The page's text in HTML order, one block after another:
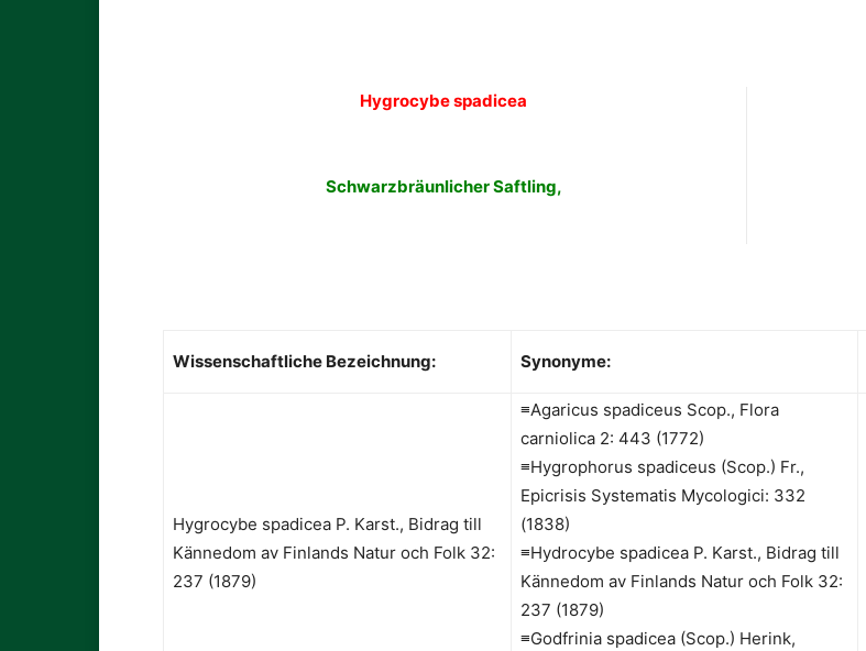
Hygrocybe spadicea
Schwarzbräunlicher Saftling,
Wissenschaftliche Bezeichnung: Synonyme:
Hygrocybe spadicea P. Karst., Bidrag till
Kännedom av Finlands Natur och Folk 32:
237 (1879)
≡Agaricus spadiceus Scop., Flora
carniolica 2: 443 (1772)
≡Hygrophorus spadiceus (Scop.) Fr.,
Epicrisis Systematis Mycologici: 332
(1838)
≡Hydrocybe spadicea P. Karst., Bidrag till
Kännedom av Finlands Natur och Folk 32:
237 (1879)
≡Godfrinia spadicea (Scop.) Herink,